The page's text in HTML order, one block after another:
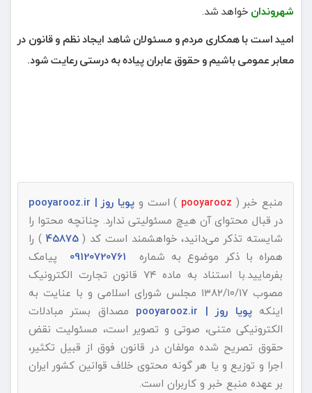
شهروندانخواهد شد.
امید است با همکاری مردم و مسئولان شاهد ایجاد نظم و قانون در
معابر عمومی باشیم و حقوق عابران پیاده به درستی رعایت شود.
منبع خبر ( pooyarooz ) است و پویا روز | pooyarooz.ir
در قبال محتوای آن هیچ مسئولیتی ندارد. چنانچه محتوا را
شایسته تذکر می‌دانید، خواهشمند است کد (45875
) را
همراه با ذکر موضوع به شماره
پیامک
بفرمایید.با استناد به ماده ۷۴ قانون تجارت الکترونیک
مصوب ۱۳۸۲/۱۰/۱۷ مجلس شورای اسلامی و با عنایت به
اینکهپویا روز | pooyarooz.ir
مصداق بستر مبادلات
الکترونیکی متنی، صوتی و تصویر است، مسئولیت نقض
حقوق تصریح شده مولفان در قانون فوق از قبیل تکثیر،
اجرا و توزیع و یا هر گونه محتوی خلاف قوانین کشور ایران
بر عهده منبع خبر و کاربران است.